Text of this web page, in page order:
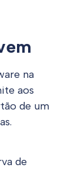
na
aos
de um
de